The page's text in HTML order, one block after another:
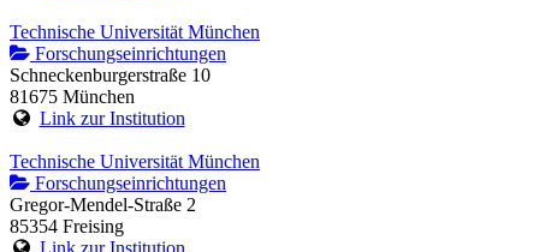
Technische Universität München
Forschungseinrichtungen
Schneckenburgerstraße 10
81675 München
Link zur Institution
Technische Universität München
Forschungseinrichtungen
Gregor-Mendel-Straße 2
85354 Freising
Link zur Institution